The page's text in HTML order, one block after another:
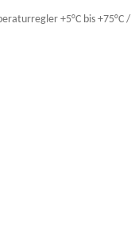
+5°C bis +75°C /